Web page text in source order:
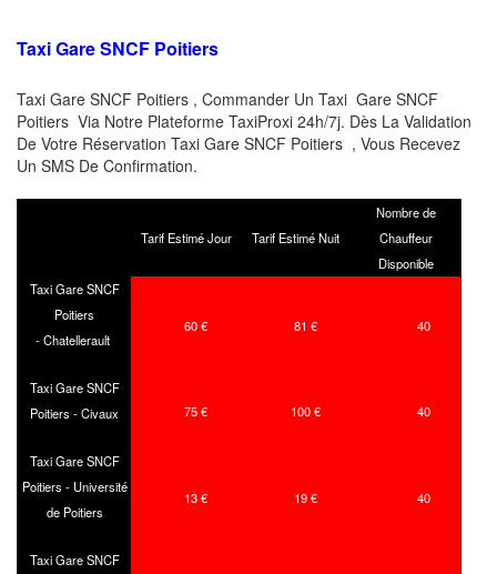
Taxi Gare SNCF Poitiers
Taxi Gare SNCF Poitiers , Commander Un Taxi Gare SNCF
Poitiers Via Notre Plateforme TaxiProxi 24h/7j. Dès La Validation
De Votre Réservation Taxi Gare SNCF Poitiers , Vous Recevez
Un SMS De Confirmation.
Tarif Estimé Jour Tarif Estimé Nuit
Nombre de
Chauffeur
Disponible
Taxi Gare SNCF
Poitiers
- Chatellerault
60 € 81 € 40
Taxi Gare SNCF
Poitiers - Civaux
75 € 100 € 40
Taxi Gare SNCF
Poitiers - Université
de Poitiers
13 € 19 € 40
Taxi Gare SNCF